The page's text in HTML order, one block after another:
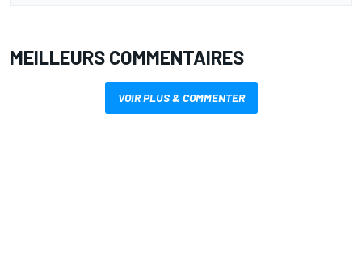
MEILLEURS COMMENTAIRES
VOIR PLUS & COMMENTER